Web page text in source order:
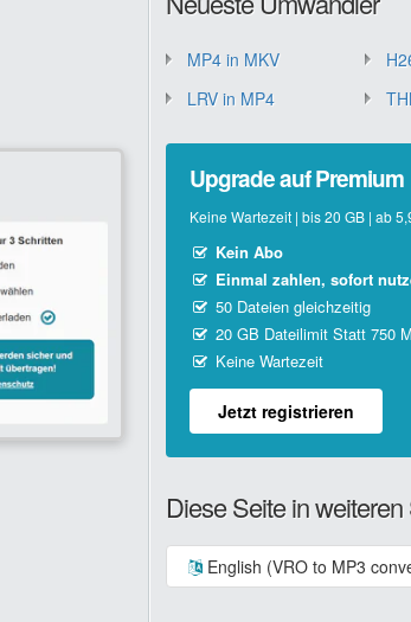
MP4 in MKV
LRV in MP4
Upgrade auf Premium
Keine Wartezeit | bis 20 GB | ab
Kein Abo
Einmal zahlen, sofort
50 Dateien gleichzeitig
20 GB Dateilimit Statt 750
Keine Wartezeit
Jetzt registrieren
Diese Seite in
English (VRO to MP3